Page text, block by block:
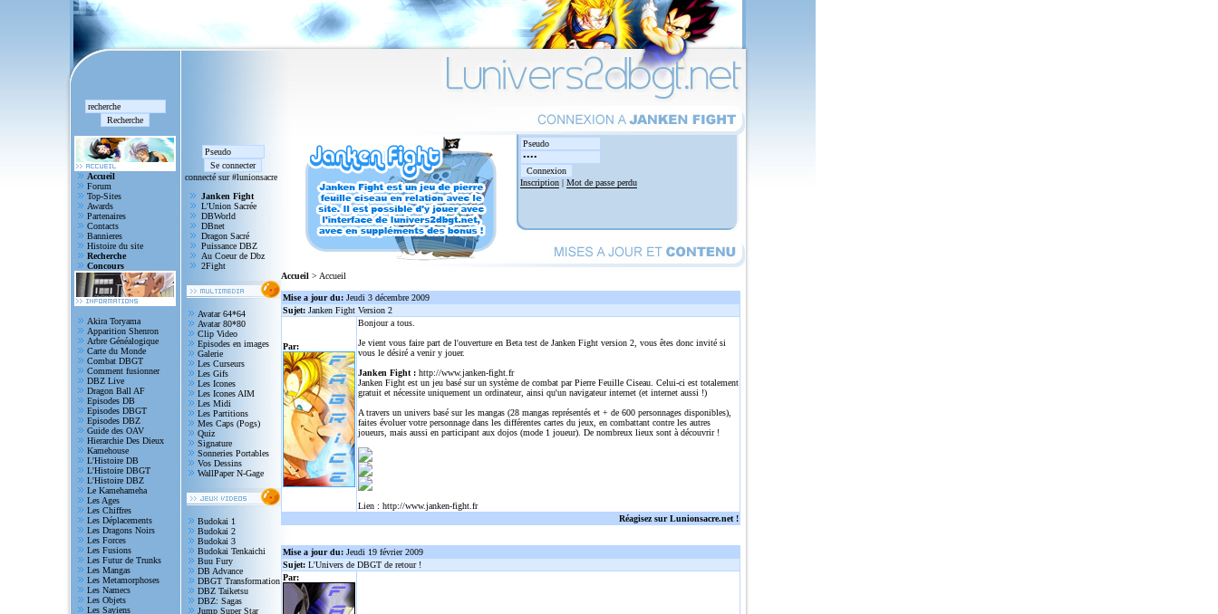
Accueil
Forum
Top-Sites
Awards
Partenaires
Contacts
Bannieres
Histoire du site
Recherche
Concours
connecté sur #lunionsacre
Janken Fight
L'Union Sacrée
DBWorld
DBnet
Dragon Sacré
Puissance DBZ
Au Coeur de Dbz
2Fight
Inscription | Mot de passe perdu
Akira Toryama
Apparition Shenron
Arbre Généalogique
Carte du Monde
Combat DBGT
Comment fusionner
DBZ Live
Dragon Ball AF
Episodes DB
Episodes DBGT
Episodes DBZ
Guide des OAV
Hierarchie Des Dieux
Kamehouse
L'Histoire DB
L'Histoire DBGT
L'Histoire DBZ
Le Kamehameha
Les Ages
Les Chiffres
Les Déplacements
Les Dragons Noirs
Les Forces
Les Fusions
Les Futur de Trunks
Les Mangas
Les Metamorphoses
Les Namecs
Les Objets
Les Sayiens
Avatar 64*64
Avatar 80*80
Clip Video
Episodes en images
Galerie
Les Curseurs
Les Gifs
Les Icones
Les Icones AIM
Les Midi
Les Partitions
Mes Caps (Pogs)
Quiz
Signature
Sonneries Portables
Vos Dessins
WallPaper N-Gage
Budokai 1
Budokai 2
Budokai 3
Budokai Tenkaichi
Buu Fury
DB Advance
DBGT Transformation
DBZ Taiketsu
DBZ: Sagas
Jump Super Star
Accueil > Accueil
Mise a jour du: Jeudi 3 décembre 2009
Sujet: Janken Fight Version 2
Par:
Bonjour a tous.
Je vient vous faire part de l'ouverture en Beta test de Janken Fight version 2, vous êtes donc invité si
vous le désiré a venir y jouer.
Janken Fight : http://www.janken-fight.fr
Janken Fight est un jeu basé sur un système de combat par Pierre Feuille Ciseau. Celui-ci est totalement
gratuit et nécessite uniquement un ordinateur, ainsi qu'un navigateur internet (et internet aussi !)
A travers un univers basé sur les mangas (28 mangas représentés et + de 600 personnages disponibles),
faites évoluer votre personnage dans les différentes cartes du jeux, en combattant contre les autres
joueurs, mais aussi en participant aux dojos (mode 1 joueur). De nombreux lieux sont à découvrir !
Lien : http://www.janken-fight.fr
Réagisez sur Lunionsacre.net !
Mise a jour du: Jeudi 19 février 2009
Sujet: L'Univers de DBGT de retour !
Par: